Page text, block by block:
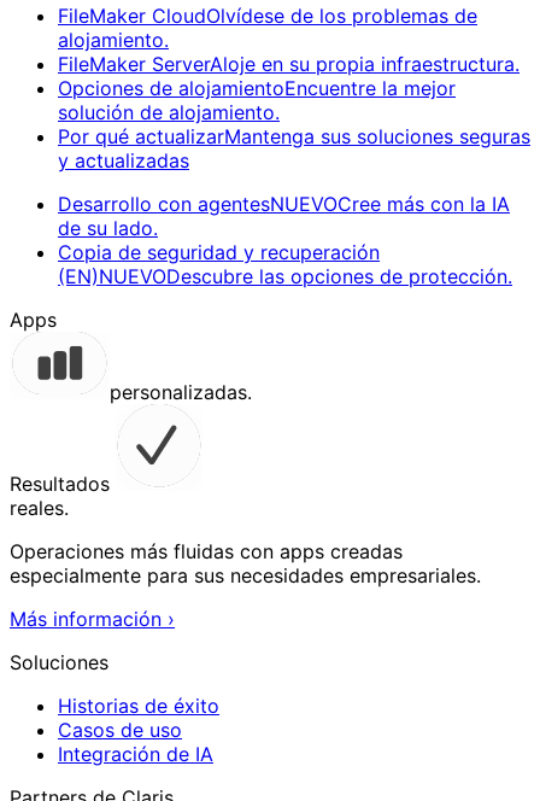
FileMaker CloudOlvídese de los problemas de
alojamiento.
FileMaker ServerAloje en su propia infraestructura.
Opciones de alojamientoEncuentre la mejor
solución de alojamiento.
Por qué actualizarMantenga sus soluciones seguras
y actualizadas
Desarrollo con agentesNUEVOCree más con la IA
de su lado.
Copia de seguridad y recuperación
(EN)NUEVODescubre las opciones de protección.
Apps
personalizadas.
Resultados
reales.
Operaciones más fluidas con apps creadas
especialmente para sus necesidades empresariales.
Más información ›
Soluciones
Historias de éxito
Casos de uso
Integración de IA